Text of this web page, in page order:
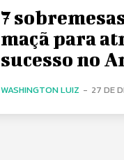
7
maçã para
sucesso no
WASHINGTON LUIZ - 27 DE